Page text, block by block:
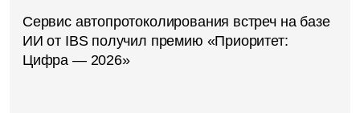
Сервис автопротоколирования встреч на базе
ИИ от IBS получил премию «Приоритет:
Цифра — 2026»